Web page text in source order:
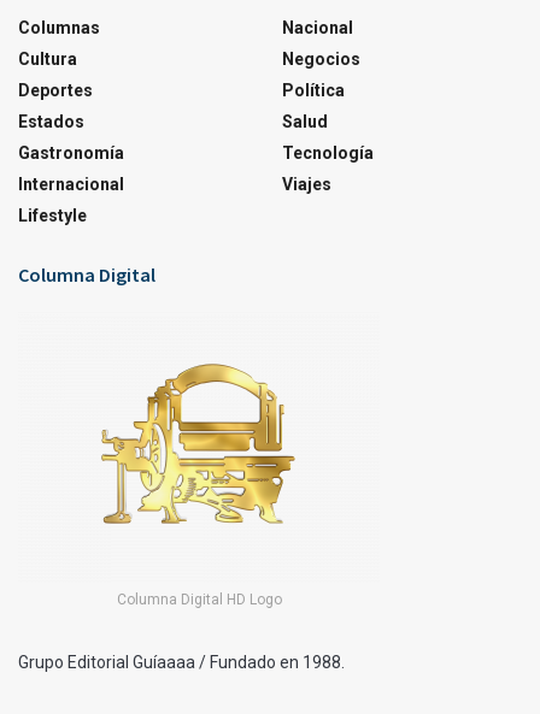
Columnas
Cultura
Deportes
Estados
Gastronomía
Internacional
Lifestyle
Nacional
Negocios
Política
Salud
Tecnología
Viajes
Columna Digital
Columna Digital HD Logo
Grupo Editorial Guíaaaa / Fundado en 1988.